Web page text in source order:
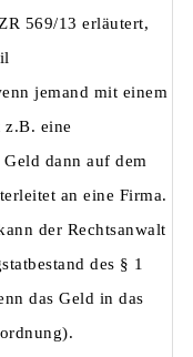
569/13 erläutert,
jemand mit einem
z.B. eine
dann auf dem
an eine Firma.
der Rechtsanwalt
des § 1
das Geld in das